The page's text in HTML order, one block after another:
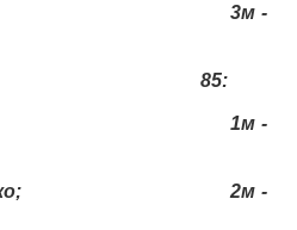
Совков; 3м -
85:
1м -
Шишко; 2м -